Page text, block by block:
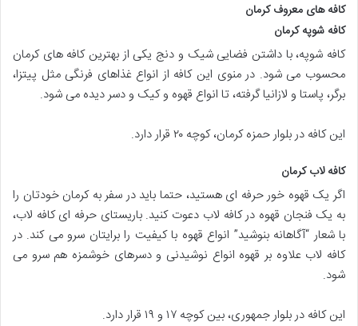
کافه های معروف کرمان
کافه شوپه کرمان
کافه شوپه، با داشتن فضایی شیک و دنج یکی از بهترین کافه های کرمان
محسوب می شود. در منوی این کافه از انواع غذاهای فرنگی مثل پیتزا،
برگر، پاستا و لازانیا گرفته، تا انواع قهوه و کیک و دسر دیده می شود.
این کافه در بلوار حمزه کرمان، کوچه ۲۰ قرار دارد.
کافه لاب کرمان
اگر یک قهوه خور حرفه ای هستید، حتما باید در سفر به کرمان خودتان را
به یک فنجان قهوه در کافه لاب دعوت کنید. باریستای حرفه ای کافه لاب،
با شعار “آگاهانه بنوشید” انواع قهوه با کیفیت را برایتان سرو می کند. در
کافه لاب علاوه بر قهوه انواع نوشیدنی و دسرهای خوشمزه هم سرو می
شود.
این کافه در بلوار جمهوری، بین کوچه ۱۷ و ۱۹ قرار دارد.